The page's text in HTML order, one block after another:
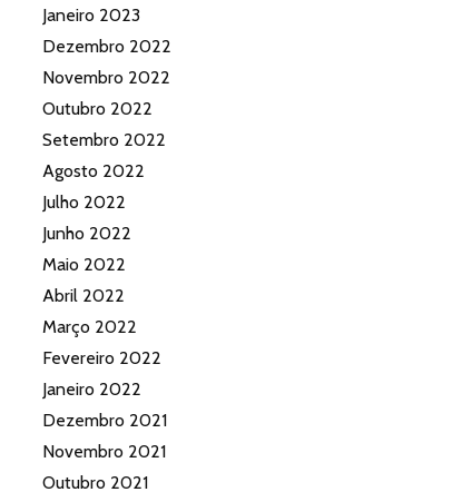
Janeiro 2023
Dezembro 2022
Novembro 2022
Outubro 2022
Setembro 2022
Agosto 2022
Julho 2022
Junho 2022
Maio 2022
Abril 2022
Março 2022
Fevereiro 2022
Janeiro 2022
Dezembro 2021
Novembro 2021
Outubro 2021